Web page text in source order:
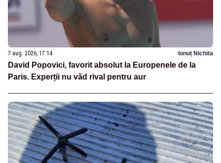
7 aug. 2026, 17:14 Ionuț Nichita
David Popovici, favorit absolut la Europenele de la
Paris. Experții nu văd rival pentru aur